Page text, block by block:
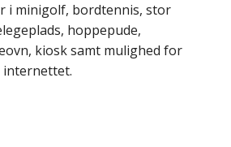
i minigolf, bordtennis, stor
hoppepude,
kiosk samt mulighed for
internettet.